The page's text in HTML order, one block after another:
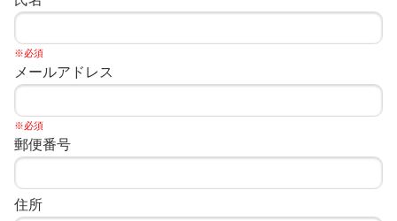
※必須
メールアドレス
※必須
郵便番号
住所